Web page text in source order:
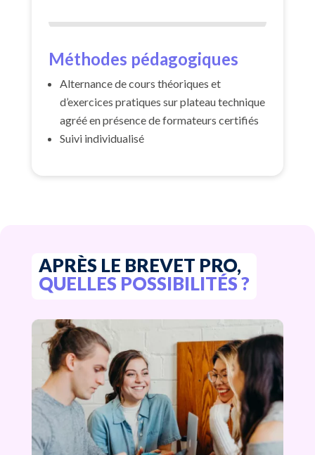
Méthodes pédagogiques
Alternance de cours théoriques et
d’exercices pratiques sur plateau technique
agréé en présence de formateurs certifiés
Suivi individualisé
APRÈS LE BREVET PRO,
QUELLES POSSIBILITÉS ?